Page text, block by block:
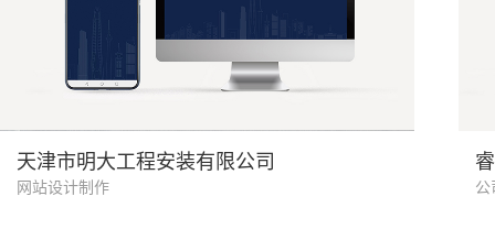
机电安装
天津市明大工程安装有限公司
网站设计制作 公